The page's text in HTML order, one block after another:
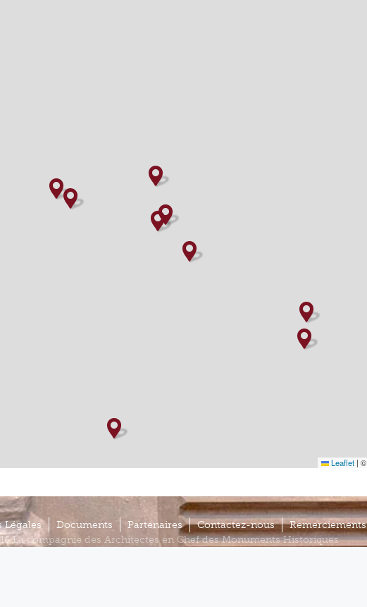
Leaflet | ©
Légales Documents Partenaires Contactez-nous
Remerciements
La compagnie des Architectes en Chef des Monuments Historiques